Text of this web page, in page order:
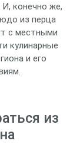
конечно же,
из перца
с местными
кулинарные
и его
из